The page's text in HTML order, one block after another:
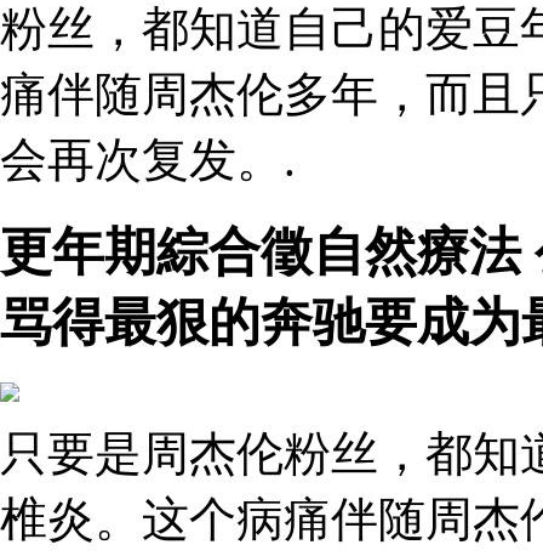
粉丝，都知道自己的爱豆
痛伴随周杰伦多年，而且
会再次复发。.
更年期綜合徵自然療
骂得最狠的奔驰要成
只要是周杰伦粉丝，都
椎炎。这个病痛伴随周杰